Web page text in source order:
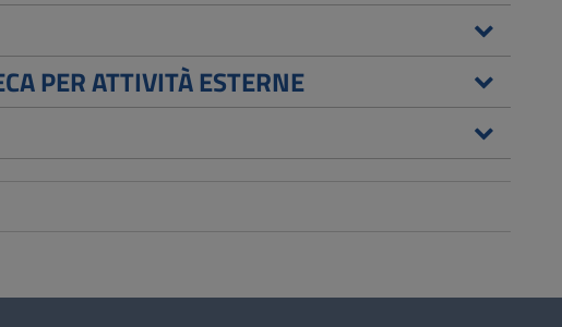
PER ATTIVITÀ ESTERNE